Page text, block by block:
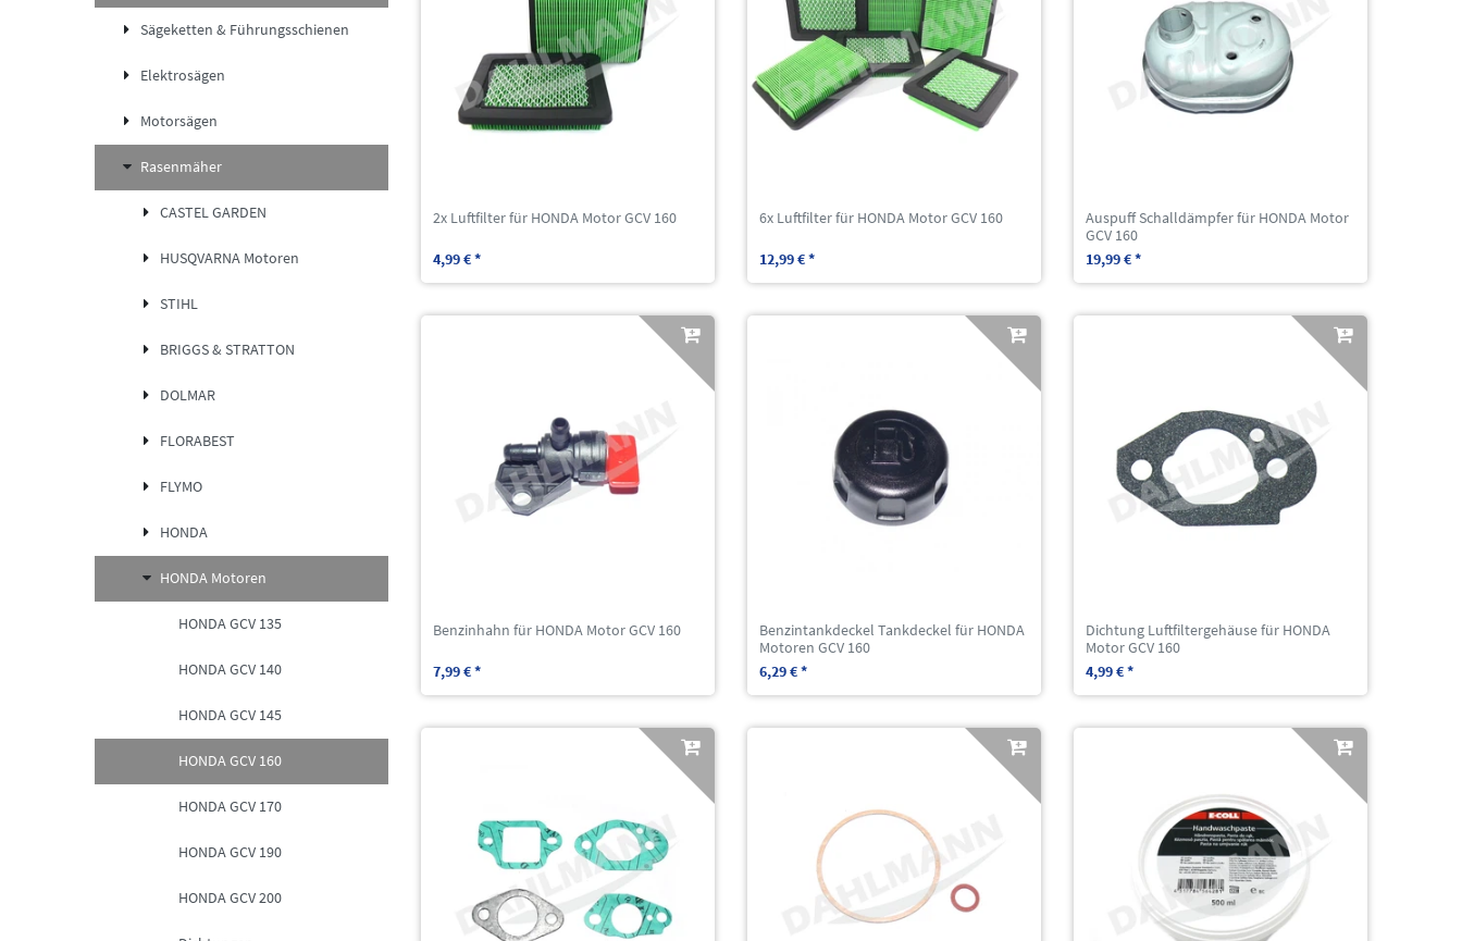
Sägeketten & Führungsschienen
Elektrosägen
Motorsägen
Rasenmäher
CASTEL GARDEN
HUSQVARNA Motoren
STIHL
BRIGGS & STRATTON
DOLMAR
FLORABEST
FLYMO
HONDA
HONDA Motoren
HONDA GCV 135
HONDA GCV 140
HONDA GCV 145
HONDA GCV 160
HONDA GCV 170
HONDA GCV 190
HONDA GCV 200
2x Luftfilter für HONDA Motor GCV 160
4,99 € *
6x Luftfilter für HONDA Motor GCV 160
12,99 € *
Auspuff Schalldämpfer für HONDA Motor
GCV 160
19,99 € *
Benzinhahn für HONDA Motor GCV 160
7,99 € *
Benzintankdeckel Tankdeckel für HONDA
Motoren GCV 160
6,29 € *
Dichtung Luftfiltergehäuse für HONDA
Motor GCV 160
4,99 € *